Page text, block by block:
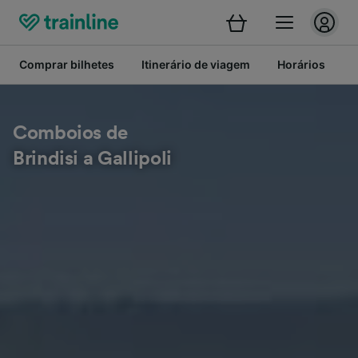
Comprar bilhetes Itinerário de viagem Horários
Comboios de
Brindisi a Gallipoli